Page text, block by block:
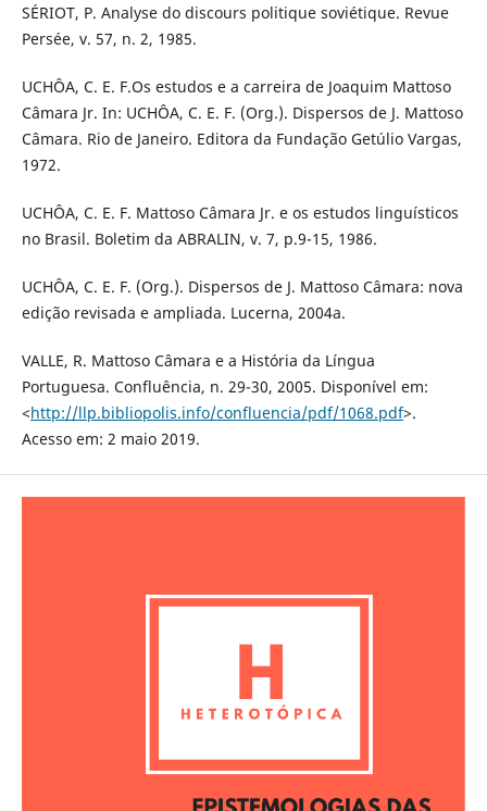
SÉRIOT, P. Analyse do discours politique soviétique. Revue
Persée, v. 57, n. 2, 1985.
UCHÔA, C. E. F.Os estudos e a carreira de Joaquim Mattoso
Câmara Jr. In: UCHÔA, C. E. F. (Org.). Dispersos de J. Mattoso
Câmara. Rio de Janeiro. Editora da Fundação Getúlio Vargas,
1972.
UCHÔA, C. E. F. Mattoso Câmara Jr. e os estudos linguísticos
no Brasil. Boletim da ABRALIN, v. 7, p.9-15, 1986.
UCHÔA, C. E. F. (Org.). Dispersos de J. Mattoso Câmara: nova
edição revisada e ampliada. Lucerna, 2004a.
VALLE, R. Mattoso Câmara e a História da Língua
Portuguesa. Confluência, n. 29-30, 2005. Disponível em:
<http://llp.bibliopolis.info/confluencia/pdf/1068.pdf>.
Acesso em: 2 maio 2019.